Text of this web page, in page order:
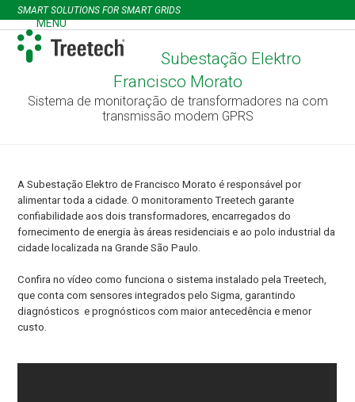
Skip
to
content
SMART SOLUTIONS FOR SMART GRIDS
MENU
Open
mobile
menu
Close
mobile
menu
Subestação Elektro
Francisco Morato
Sistema de monitoração de transformadores na com
transmissão modem GPRS
A Subestação Elektro de Francisco Morato é responsável por
alimentar toda a cidade. O monitoramento Treetech garante
confiabilidade aos dois transformadores, encarregados do
fornecimento de energia às áreas residenciais e ao polo industrial da
cidade localizada na Grande São Paulo.
Confira no vídeo como funciona o sistema instalado pela Treetech,
que conta com sensores integrados pelo Sigma, garantindo
diagnósticos e prognósticos com maior antecedência e menor
custo.